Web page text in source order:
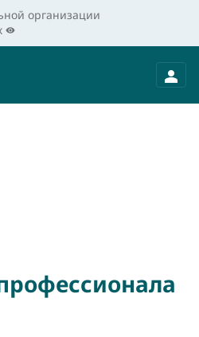
организации